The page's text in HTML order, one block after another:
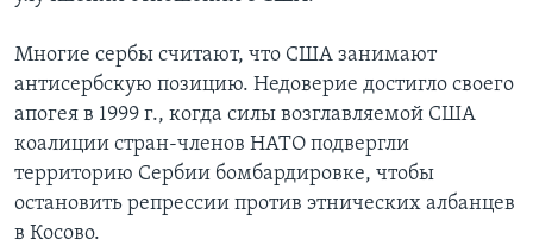
Многие сербы считают, что США занимают
антисербскую позицию. Недоверие достигло своего
апогея в 1999 г., когда силы возглавляемой США
коалиции стран-членов НАТО подвергли
территорию Сербии бомбардировке, чтобы
остановить репрессии против этнических албанцев
в Косово.